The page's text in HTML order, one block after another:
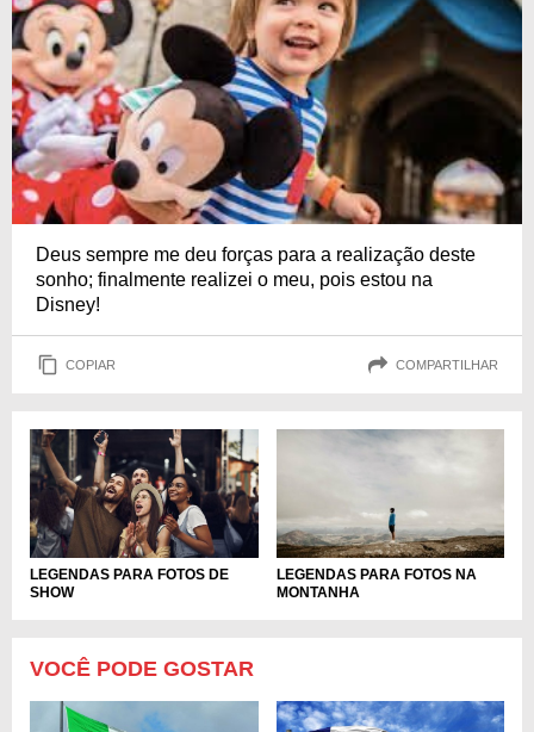
Deus sempre me deu forças para a realização deste
sonho; finalmente realizei o meu, pois estou na
Disney!
COPIAR COMPARTILHAR
LEGENDAS PARA FOTOS DE
SHOW
LEGENDAS PARA FOTOS NA
MONTANHA
VOCÊ PODE GOSTAR